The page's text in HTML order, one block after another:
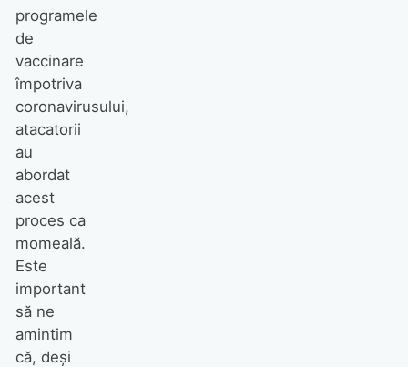
programele
de
vaccinare
împotriva
coronavirusului,
atacatorii
au
abordat
acest
proces ca
momeală.
Este
important
să ne
amintim
că, deși